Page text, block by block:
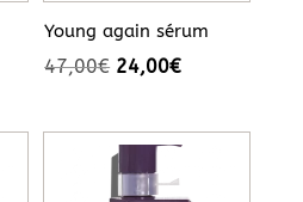
Young again sérum
47,00€ Le
initial
était :
47,00€.
24,00€Le
actuel